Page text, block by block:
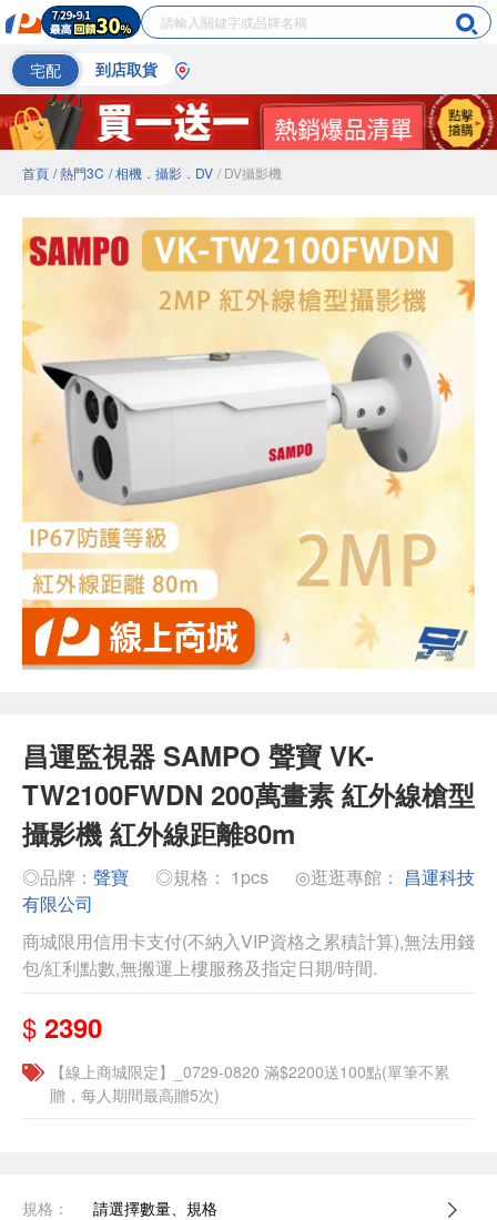
宅配 到店取貨
首頁 / 熱門3C / 相機．攝影．DV / DV攝影機
昌運監視器 SAMPO 聲寶 VK-
TW2100FWDN 200萬畫素 紅外線槍型
攝影機 紅外線距離80m
◎品牌： 聲寶 ◎規格： 1pcs ◎逛逛專館： 昌運科技
有限公司
商城限用信用卡支付(不納入VIP資格之累積計算),無法用錢
包/紅利點數,無搬運上樓服務及指定日期/時間.
$ 2390
【線上商城限定】_0729-0820 滿$2200送100點(單筆不累
贈，每人期間最高贈5次)
規格： 請選擇數量、規格